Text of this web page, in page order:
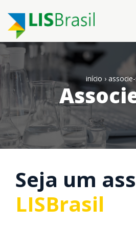
início ›
Seja um
LISBrasil